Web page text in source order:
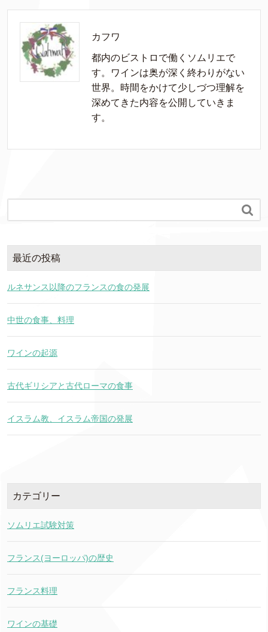
カフワ
都内のビストロで働くソムリエで
す。ワインは奥が深く終わりがない
世界。時間をかけて少しづつ理解を
深めてきた内容を公開していきま
す。

最近の投稿
ルネサンス以降のフランスの食の発展
中世の食事、料理
ワインの起源
古代ギリシアと古代ローマの食事
イスラム教、イスラム帝国の発展
カテゴリー
ソムリエ試験対策
フランス(ヨーロッパ)の歴史
フランス料理
ワインの基礎